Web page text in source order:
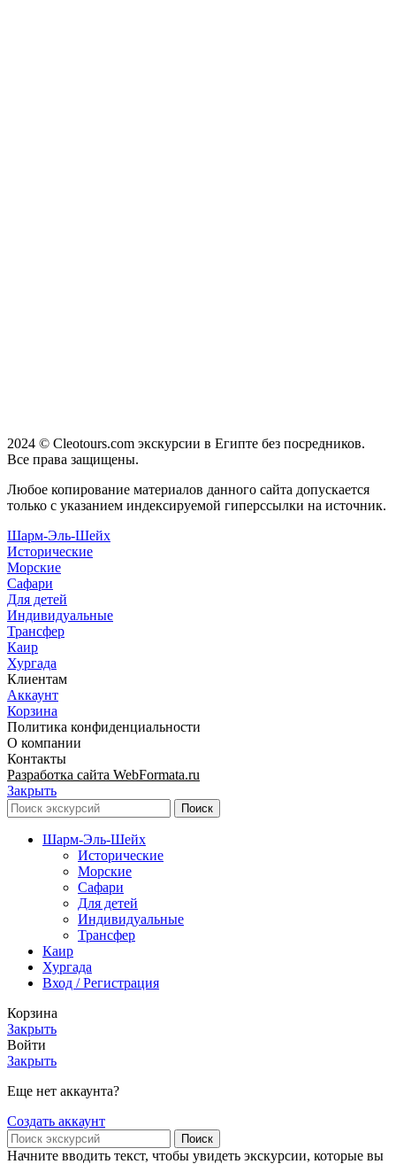
2024 © Cleotours.com экскурсии в Египте без посредников.
Все права защищены.
Любое копирование материалов данного сайта допускается
только с указанием индексируемой гиперссылки на источник.
Шарм-Эль-Шейх
Исторические
Морские
Сафари
Для детей
Индивидуальные
Трансфер
Каир
Хургада
Клиентам
Аккаунт
Корзина
Политика конфиденциальности
О компании
Контакты
Разработка сайта WebFormata.ru
Закрыть
Поиск
Шарм-Эль-Шейх
Исторические
Морские
Сафари
Для детей
Индивидуальные
Трансфер
Каир
Хургада
Вход / Регистрация
Корзина
Закрыть
Войти
Закрыть
Еще нет аккаунта?
Создать аккаунт
Поиск
Начните вводить текст, чтобы увидеть экскурсии, которые вы